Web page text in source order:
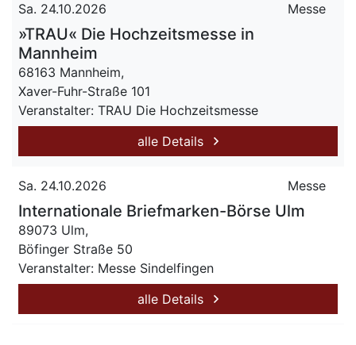
Sa. 24.10.2026 Messe
»TRAU« Die Hochzeitsmesse in
Mannheim
68163 Mannheim,
Xaver-Fuhr-Straße 101
Veranstalter: TRAU Die Hochzeitsmesse
alle Details
Sa. 24.10.2026 Messe
Internationale Briefmarken-Börse Ulm
89073 Ulm,
Böfinger Straße 50
Veranstalter: Messe Sindelfingen
alle Details